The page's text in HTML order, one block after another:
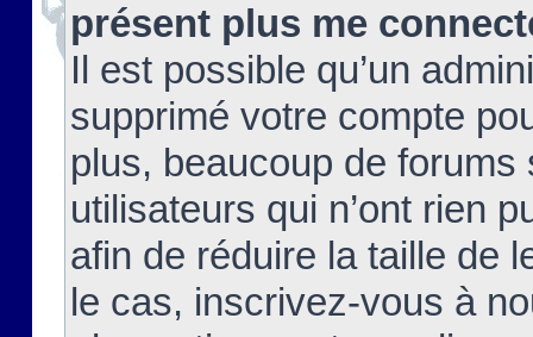
présent plus me
Il est possible qu’un
supprimé votre compte
plus, beaucoup de
utilisateurs qui n’ont rien
afin de réduire la taille de
le cas, inscrivez-vous à